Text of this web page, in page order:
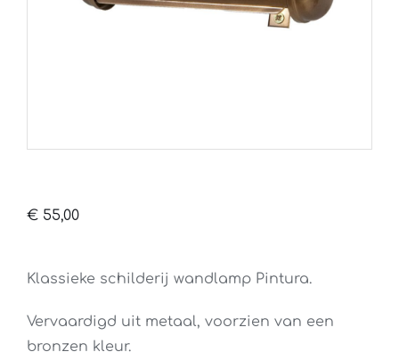
€ 55,00
Klassieke schilderij wandlamp Pintura.
Vervaardigd uit metaal, voorzien van een
bronzen kleur.